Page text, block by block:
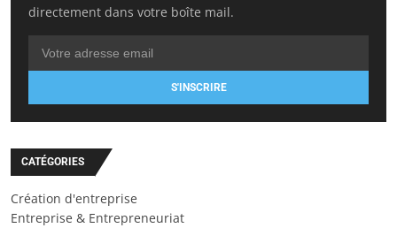
directement dans votre boîte mail.
S'INSCRIRE
CATÉGORIES
Création d'entreprise
Entreprise & Entrepreneuriat